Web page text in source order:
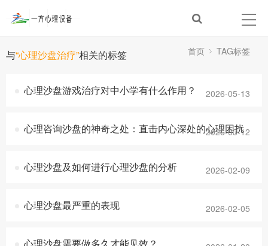
与“心理沙盘治疗”相关的标签 首页 TAG标签
心理沙盘游戏治疗对中小学有什么作用？ 2026-05-13
心理咨询沙盘的神奇之处：直击内心深处的心理困扰
2026-03-12
心理沙盘及如何进行心理沙盘的分析 2026-02-09
心理沙盘最严重的表现 2026-02-05